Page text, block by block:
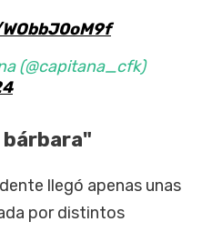
(@capitana_cfk)
llegó apenas unas
por distintos